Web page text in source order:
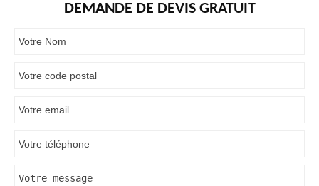
DEMANDE DE DEVIS GRATUIT